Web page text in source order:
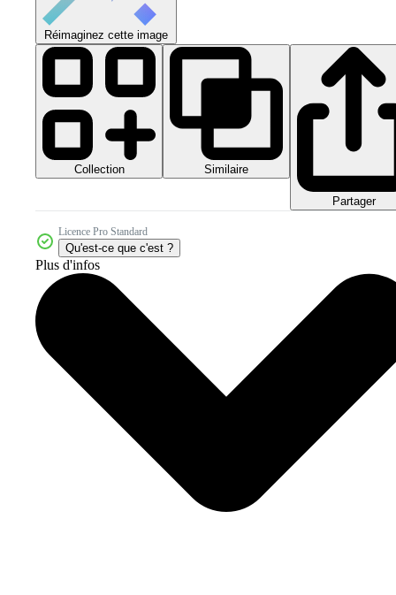
Réimaginez cette image
Collection Similaire
Partager
Licence Pro Standard
Qu'est-ce que c'est ?
Plus d'infos